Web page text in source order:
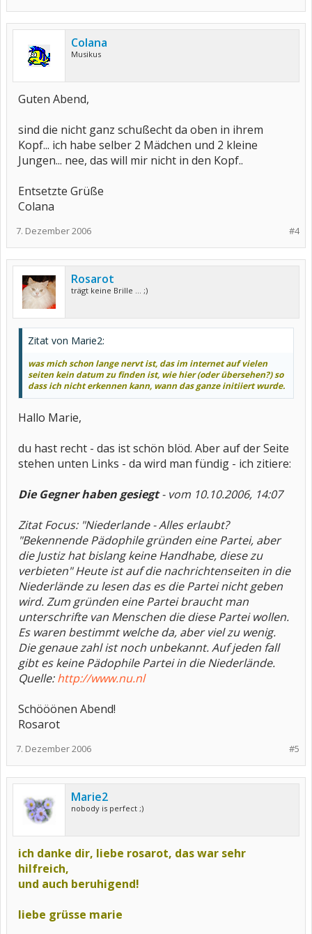
Colana
Musikus
Guten Abend,
sind die nicht ganz schußecht da oben in ihrem
Kopf... ich habe selber 2 Mädchen und 2 kleine
Jungen... nee, das will mir nicht in den Kopf..
Entsetzte Grüße
Colana
#4
7. Dezember 2006
Rosarot
trägt keine Brille ... ;)
Zitat von Marie2:
was mich schon lange nervt ist, das im internet auf vielen
seiten kein datum zu finden ist, wie hier (oder übersehen?) so
dass ich nicht erkennen kann, wann das ganze initiiert wurde.
Hallo Marie,
du hast recht - das ist schön blöd. Aber auf der Seite
stehen unten Links - da wird man fündig - ich zitiere:
Die Gegner haben gesiegt- vom 10.10.2006, 14:07
Zitat Focus: "Niederlande - Alles erlaubt?
"Bekennende Pädophile gründen eine Partei, aber
die Justiz hat bislang keine Handhabe, diese zu
verbieten" Heute ist auf die nachrichtenseiten in die
Niederlände zu lesen das es die Partei nicht geben
wird. Zum gründen eine Partei braucht man
unterschrifte van Menschen die diese Partei wollen.
Es waren bestimmt welche da, aber viel zu wenig.
Die genaue zahl ist noch unbekannt. Auf jeden fall
gibt es keine Pädophile Partei in die Niederlände.
Quelle:http://www.nu.nl
Schööönen Abend!
Rosarot
#5
7. Dezember 2006
Marie2
nobody is perfect ;)
ich danke dir, liebe rosarot, das war sehr
hilfreich,
und auch beruhigend!
liebe grüsse marie